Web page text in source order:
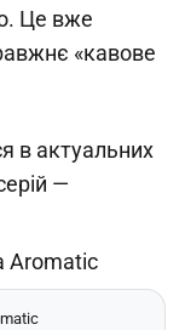
Це вже
«кавове
в актуальних
—